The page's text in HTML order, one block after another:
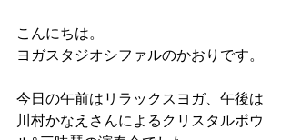
こんにちは。
ヨガスタジオシファルのかおりです。
今日の午前はリラックスヨガ、午後は
川村かなえさんによるクリスタルボウ